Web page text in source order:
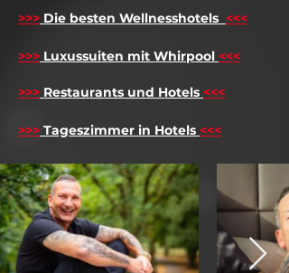
>>> Die besten Wellnesshotels <<<
>>> Luxussuiten mit Whirpool <<<
>>> Restaurants und Hotels <<<
>>> Tageszimmer in Hotels <<<